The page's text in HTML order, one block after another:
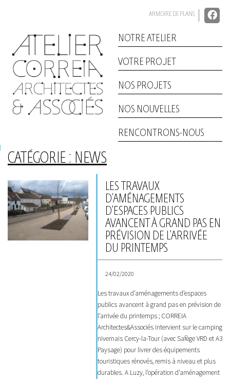
ARMOIRE DE PLANS
NOTRE ATELIER
VOTRE PROJET
NOS PROJETS
NOS NOUVELLES
RENCONTRONS-NOUS
CATÉGORIE : NEWS
LES TRAVAUX
D’AMÉNAGEMENTS
D’ESPACES PUBLICS
AVANCENT À GRAND PAS EN
PRÉVISION DE L’ARRIVÉE
DU PRINTEMPS
24/02/2020
Les travaux d’aménagements d’espaces
publics avancent à grand pas en prévision de
l’arrivée du printemps ; CORREIA
Architectes&Associés intervient sur le camping
nivernais Cercy-la-Tour (avec Safège VRD et A3
Paysage) pour livrer des équipements
touristiques rénovés, remis à niveau et plus
durables. A Luzy, l’opération d’aménagement